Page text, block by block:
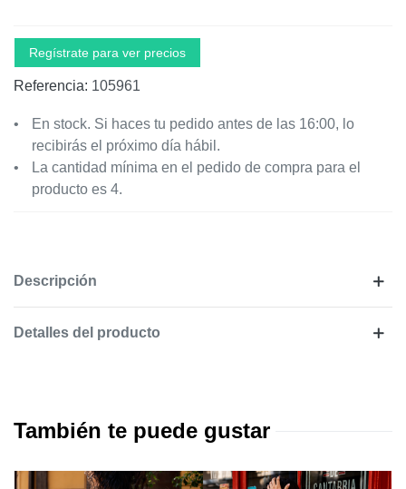
Regístrate para ver precios
Referencia: 105961
En stock. Si haces tu pedido antes de las 16:00, lo
recibirás el próximo día hábil.
La cantidad mínima en el pedido de compra para el
producto es 4.
Descripción
Detalles del producto
También te puede gustar